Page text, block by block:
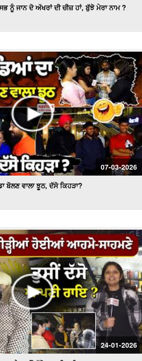
ਨੂੰ ਜਾਨ ਦੋ ਅੱਖਰਾਂ ਦੀ ਚੀਜ਼ ਹਾਂ, ਬੁੱਝੋ ਮੇਰਾ ਨਾਮ ?
07-03-2026
ਬੋਲਣ ਵਾਲਾ ਝੂਠ, ਦੱਸੋ ਕਿਹੜਾ?
24-01-2026